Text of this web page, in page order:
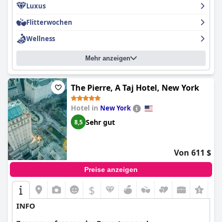
Gäste nicht ganz erfüllt werden, schmälern diese Kleinigkeiten
einmaliges Erlebnis, das die Gäste lieben und sofort wieder
buchen würden.
Luxus
Flitterwochen
Wellness
Mehr anzeigen
The Pierre, A Taj Hotel, New York
Hotel in New York
8,5 Sehr gut
Von 611 $
Preise anzeigen
$
INFO